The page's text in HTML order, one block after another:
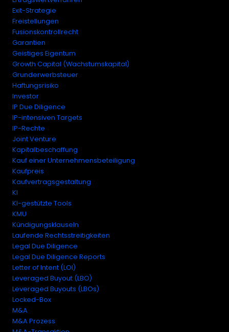
Exit-Strategie
Freistellungen
Fusionskontrollrecht
Garantien
Geistiges Eigentum
Growth Capital (Wachstumskapital)
Grunderwerbsteuer
Haftungsrisiko
Investor
IP Due Diligence
IP-intensiven Targets
IP-Rechte
Joint Venture
Kapitalbeschaffung
Kauf einer Unternehmensbeteiligung
Kaufpreis
Kaufvertragsgestaltung
KI
KI-gestützte Tools
KMU
Kündigungsklauseln
Laufende Rechtsstreitigkeiten
Legal Due Diligence
Legal Due Diligence Reports
Letter of Intent (LOI)
Leveraged Buyout (LBO)
Leveraged Buyouts (LBOs)
Locked-Box
M&A
M&A Prozess